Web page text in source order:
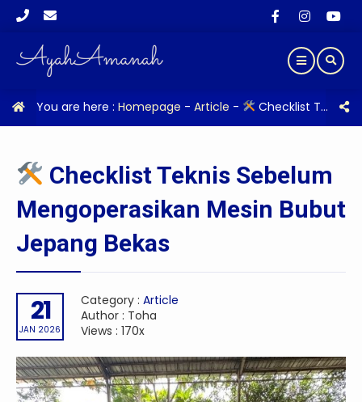
You are here : Homepage - Article - Checklist Teknis Sebelum Mengoperasikan Mesin Bubut Jepang Bekas
Checklist Teknis Sebelum
Mengoperasikan Mesin Bubut
Jepang Bekas
21
JAN 2026
Category : Article
Author : Toha
Views : 170x